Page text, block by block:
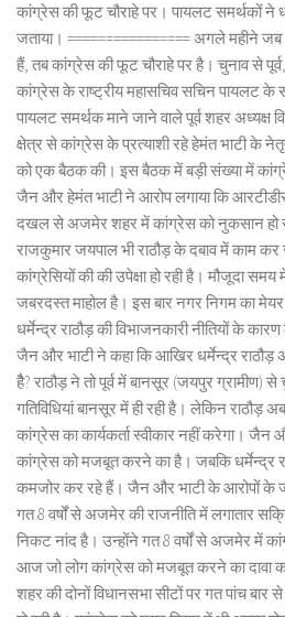
कांग्रेस की फूट चौराहे पर। पायलट समर्थकों ने
जताया। ================ अगले महीने
हैं, तब कांग्रेस की फूट चौराहे पर है। चुनाव से
कांग्रेस के राष्ट्रीय महासचिव सचिन पायलट
पायलट समर्थक माने जाने वाले पूर्व शहर अध्यक्ष
क्षेत्र से कांग्रेस के प्रत्याशी रहे हेमंत भाटी के
को एक बैठक की। इस बैठक में बड़ी संख्या में
जैन और हेमंत भाटी ने आरोप लगाया कि
दखल से अजमेर शहर में कांग्रेस को नुकसान हो
राजकुमार जयपाल भी राठौड़ के दबाव में काम
कांग्रेसियों की की उपेक्षा हो रही है। मौजूदा
जबरदस्त माहोल है। इस बार नगर निगम का
धर्मेन्द्र राठौड़ की विभाजनकारी नीतियों के
जैन और भाटी ने कहा कि आखिर धर्मेन्द्र राठौड़
हैै? राठौड़ ने तो पूर्व में बानसूर (जयपुर ग्रामीण)
गतिविधियां बानसूर में ही रही है। लेकिन
कांग्रेस का कार्यकर्ता स्वीकार नहीं करेगा। जैन
कांग्रेस को मजबूत करने का है। जबकि धर्मेन्द्र
कमजोर कर रहे हैं। जैन और भाटी के आरोपों के
गत 8 वर्षों से अजमेर की राजनीति में लगातार
निकट नांद है। उन्होंने गत 8 वर्षों से अजमेर में
आज जो लोग कांग्रेस को मजबूत करने का दावा
शहर की दोनों विधानसभा सीटों पर गत पांच बार